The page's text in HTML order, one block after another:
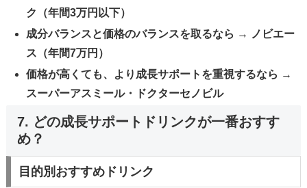
ク（年間3万円以下）
成分バランスと価格のバランスを取るなら →
ノビエー
ス（年間7万円）
価格が高くても、より成長サポートを重視するなら →
スーパーアスミール・ドクターセノビル
7. どの成長サポートドリンクが一番おすす
め？
目的別おすすめドリンク